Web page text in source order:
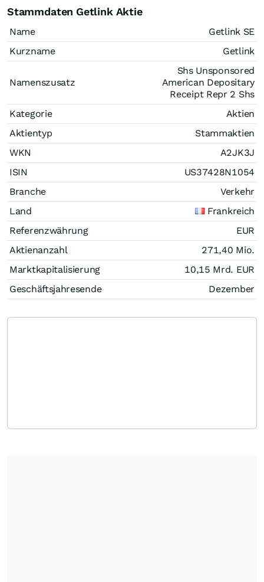
Stammdaten Getlink Aktie
Name
Getlink SE
Kurzname
Getlink
Namenszusatz
Shs Unsponsored
American Depositary
Receipt Repr 2 Shs
Kategorie
Aktien
Aktientyp
Stammaktien
WKN
A2JK3J
ISIN
US37428N1054
Branche
Verkehr
Land
Frankreich
Referenzwährung
EUR
Aktienanzahl
271,40 Mio.
Marktkapitalisierung
10,15 Mrd. EUR
Geschäftsjahresende
Dezember